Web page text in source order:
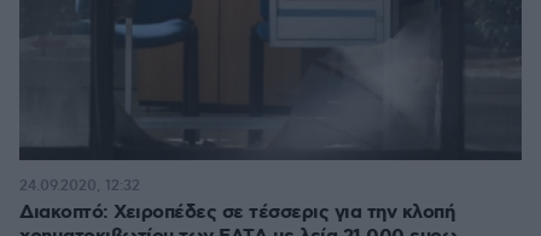
Διακοπτό: Χειροπέδες σε τέσσερις για την κλοπή
24.09.2020, 12:32